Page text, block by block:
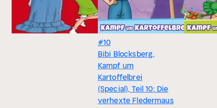
#10
Bibi Blocksberg,
Kampf um
Kartoffelbrei
(Special), Teil 10: Die
verhexte Fledermaus